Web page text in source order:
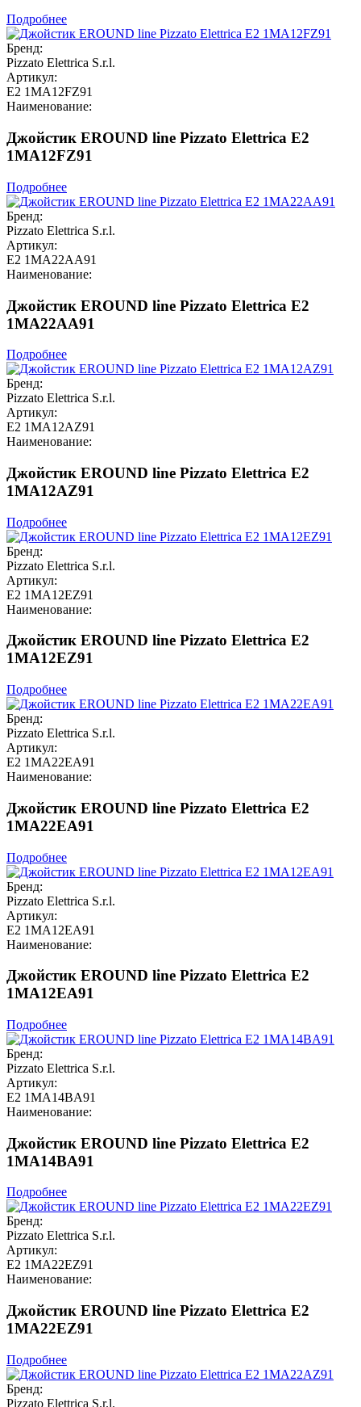
Подробнее
Бренд:
Pizzato Elettrica S.r.l.
Артикул:
E2 1MA12FZ91
Наименование:
Джойстик EROUND line Pizzato Elettrica E2
1MA12FZ91
Подробнее
Бренд:
Pizzato Elettrica S.r.l.
Артикул:
E2 1MA22AA91
Наименование:
Джойстик EROUND line Pizzato Elettrica E2
1MA22AA91
Подробнее
Бренд:
Pizzato Elettrica S.r.l.
Артикул:
E2 1MA12AZ91
Наименование:
Джойстик EROUND line Pizzato Elettrica E2
1MA12AZ91
Подробнее
Бренд:
Pizzato Elettrica S.r.l.
Артикул:
E2 1MA12EZ91
Наименование:
Джойстик EROUND line Pizzato Elettrica E2
1MA12EZ91
Подробнее
Бренд:
Pizzato Elettrica S.r.l.
Артикул:
E2 1MA22EA91
Наименование:
Джойстик EROUND line Pizzato Elettrica E2
1MA22EA91
Подробнее
Бренд:
Pizzato Elettrica S.r.l.
Артикул:
E2 1MA12EA91
Наименование:
Джойстик EROUND line Pizzato Elettrica E2
1MA12EA91
Подробнее
Бренд:
Pizzato Elettrica S.r.l.
Артикул:
E2 1MA14BA91
Наименование:
Джойстик EROUND line Pizzato Elettrica E2
1MA14BA91
Подробнее
Бренд:
Pizzato Elettrica S.r.l.
Артикул:
E2 1MA22EZ91
Наименование:
Джойстик EROUND line Pizzato Elettrica E2
1MA22EZ91
Подробнее
Бренд:
Pizzato Elettrica S.r.l.